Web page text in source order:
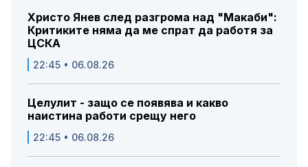
Христо Янев след разгрома над "Макаби":
Критиките няма да ме спрат да работя за
ЦСКА
22:45 • 06.08.26
Целулит - защо се появява и какво
наистина работи срещу него
22:45 • 06.08.26